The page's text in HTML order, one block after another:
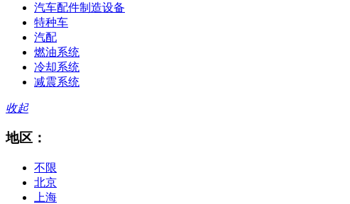
汽车配件制造设备
特种车
汽配
燃油系统
冷却系统
减震系统
收起
地区：
不限
北京
上海